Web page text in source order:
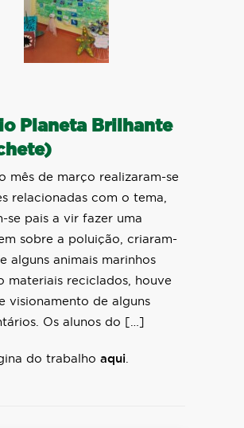
Planeta Brilhante
mês de março realizaram-se
relacionadas com o tema,
se pais a vir fazer uma
sobre a poluição, criaram-
alguns animais marinhos
materiais reciclados, houve
visionamento de alguns
Os alunos do […]
do trabalho aqui.